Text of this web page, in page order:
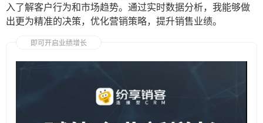
入了解客户行为和市场趋势。通过实时数据分析，我能够做
出更为精准的决策，优化营销策略，提升销售业绩。
即可开启业绩增长